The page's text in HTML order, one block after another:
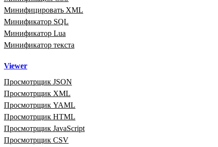
Минифицировать XML
Минификатор SQL
Минификатор Lua
Минификатор текста
Viewer
Просмотрщик JSON
Просмотрщик XML
Просмотрщик YAML
Просмотрщик HTML
Просмотрщик JavaScript
Просмотрщик CSV